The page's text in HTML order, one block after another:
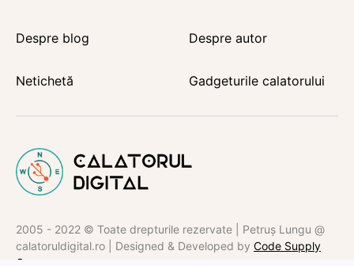
Despre blog Despre autor
Netichetă Gadgeturile calatorului
2005 - 2022 © Toate drepturile rezervate | Petruș Lungu @
calatoruldigital.ro | Designed & Developed by Code Supply
Co.